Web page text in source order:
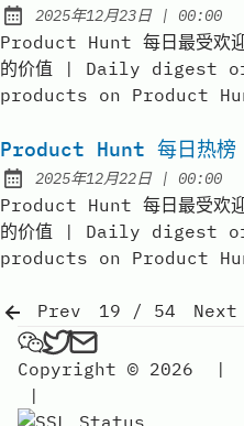
Published:
2025年12月23日| at
00:00
Product Hunt 每日最受欢迎
的价值 | Daily digest
products on Product
Product Hunt 每日热
Published:
2025年12月22日| at
00:00
Product Hunt 每日最受欢迎
的价值 | Daily digest
products on Product
Prev 19 / 54
Next
弗雷FREE on Wechat
弗雷FREE on
Send an email
Copyright © 2026
|
|